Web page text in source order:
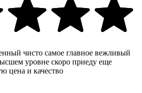
чисто самое главное вежливый
уровне скоро приеду еще
цена и качество